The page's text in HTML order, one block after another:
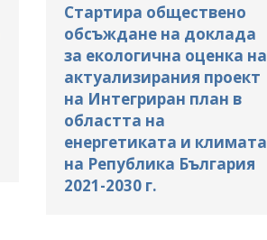
Стартира обществено
обсъждане на доклада
за екологична оценка на
актуализирания проект
на Интегриран план в
областта на
енергетиката и климата
на Република България
2021-2030 г.